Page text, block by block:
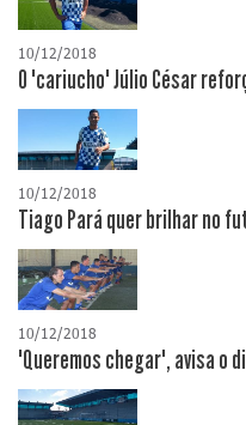
10/12/2018
O "cariucho" Júlio César
10/12/2018
Tiago Pará quer brilhar no
10/12/2018
"Queremos chegar", avisa